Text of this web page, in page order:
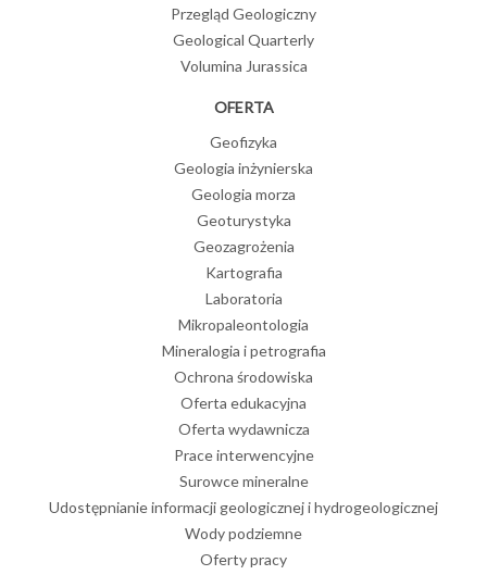
Przegląd Geologiczny
Geological Quarterly
Volumina Jurassica
OFERTA
Geofizyka
Geologia inżynierska
Geologia morza
Geoturystyka
Geozagrożenia
Kartografia
Laboratoria
Mikropaleontologia
Mineralogia i petrografia
Ochrona środowiska
Oferta edukacyjna
Oferta wydawnicza
Prace interwencyjne
Surowce mineralne
Udostępnianie informacji geologicznej i hydrogeologicznej
Wody podziemne
Oferty pracy